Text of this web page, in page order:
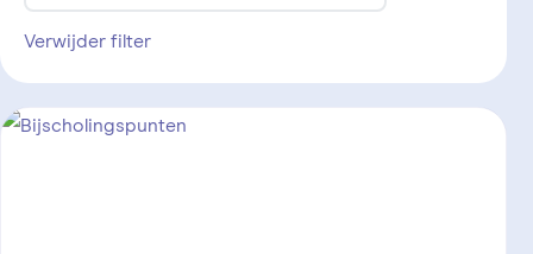
Verwijder filter